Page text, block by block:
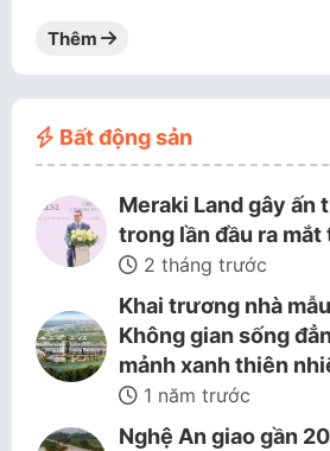
Thêm
Bất động sản
Meraki Land gây ấn
trong lần đầu ra
2 tháng trước
Khai trương nhà
Không gian sống
mảnh xanh thiên
1 năm trước
Nghệ An giao gần